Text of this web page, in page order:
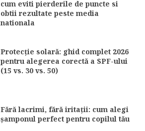
cum eviti pierderile de puncte si
obtii rezultate peste media
nationala
Protecție solară: ghid complet 2026
pentru alegerea corectă a SPF-ului
(15 vs. 30 vs. 50)
Fără lacrimi, fără iritații: cum alegi
șamponul perfect pentru copilul tău